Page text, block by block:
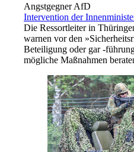
Angstgegner AfD
Intervention der
Die Ressortleiter in
warnen vor den
Beteiligung oder gar -
mögliche Maßnahmen